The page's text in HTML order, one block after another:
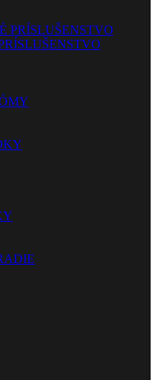
PRÍSLUŠENSTVO